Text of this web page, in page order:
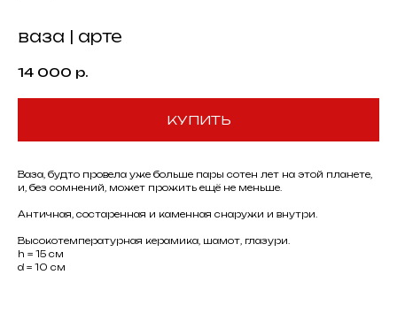
ваза | арте
14 000 р.
КУПИТЬ
Ваза, будто провела уже больше пары сотен лет на этой планете,
и, без сомнений, может прожить ещё не меньше.
Античная, состаренная и каменная снаружи и внутри.
Высокотемпературная керамика, шамот, глазури.
h = 15 см
d = 10 см